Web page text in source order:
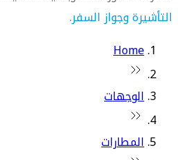
التأشيرة وجواز السفر.
Home
الوجهات
المطارات